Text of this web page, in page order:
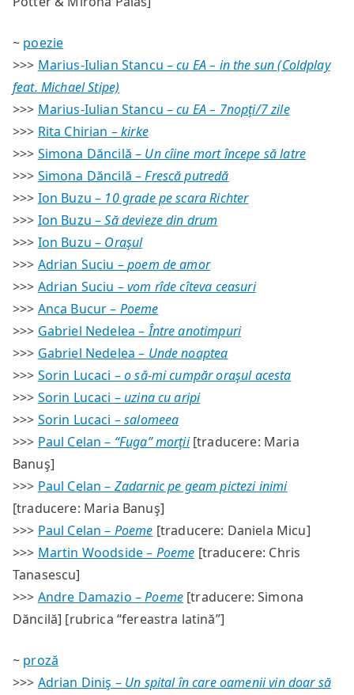
~ poezie
>>> Marius-Iulian Stancu –cu EA – in the sun (Coldplay
feat. Michael Stipe)
>>> Marius-Iulian Stancu –cu EA – 7nopţi/7 zile
>>> Rita Chirian –kirke
>>> Simona Dăncilă – Un cîine mort începe să latre
>>> Simona Dăncilă –Frescă putredă
>>> Ion Buzu – 10 grade pe scara Richter
>>> Ion Buzu –Să devieze din drum
>>> Ion Buzu – Oraşul
>>> Adrian Suciu –poem de amor
>>> Adrian Suciu –vom rîde cîteva ceasuri
>>> Anca Bucur – Poeme
>>> Gabriel Nedelea –Între anotimpuri
>>> Gabriel Nedelea – Unde noaptea
>>> Sorin Lucaci –o să-mi cumpăr oraşul acesta
>>> Sorin Lucaci –uzina cu aripi
>>> Sorin Lucaci –salomeea
>>> Paul Celan – “Fuga” morţii[traducere: Maria
Banuş]
>>> Paul Celan – Zadarnic pe geam pictezi inimi
[traducere: Maria Banuş]
>>> Paul Celan – Poeme [traducere: Daniela Micu]
>>> Martin Woodside – Poeme [traducere: Chris
Tanasescu]
>>> Andre Damazio –Poeme [traducere: Simona
Dăncilă] [rubrica “fereastra latină”]
~ proză
>>> Adrian Diniş – Un spital în care oamenii vin doar să